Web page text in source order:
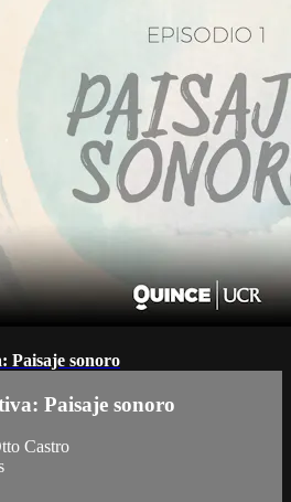
Paisaje sonoro
Paisaje sonoro
Castro